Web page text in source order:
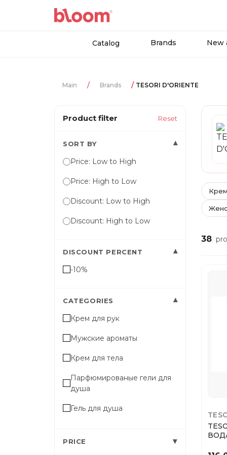
Catalog Brands New
Main Brands TESORI D'ORIENTE
Product filter Reset
SORT BY ▾
Price: Low to High
Price: High to Low
Discount: Low to High
Discount: High to Low
DISCOUNT PERCENT ▾
-10%
CATEGORIES ▾
Крем для рук
Мужские ароматы
Крем для тела
Парфюмированые гели для
душа
Гель для душа
PRICE ▾
38